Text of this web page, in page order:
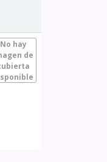
No hay
de